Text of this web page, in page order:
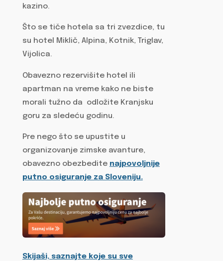
kazino.
Što se tiče hotela sa tri zvezdice, tu
su hotel Miklič, Alpina, Kotnik, Triglav,
Vijolica.
Obavezno rezervišite hotel ili
apartman na vreme kako ne biste
morali tužno da odložite Kranjsku
goru za sledeću godinu.
Pre nego što se upustite u
organizovanje zimske avanture,
obavezno obezbedite najpovoljnije
putno osiguranje za Sloveniju.
Skijaši, saznajte koje su sve